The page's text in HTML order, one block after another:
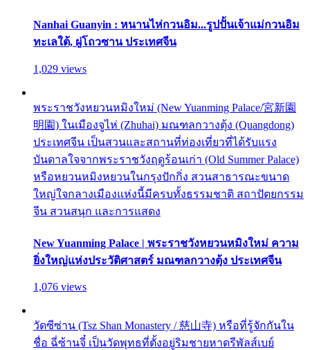
Nanhai Guanyin : หนานไห่กวนอิม...รูปปั้นเจ้าแม่กวนอิม
ทะเลใต้, ผู่โถวซาน ประเทศจีน
1,029 views
พระราชวังหยวนหมิงใหม่ (New Yuanming Palace/宮新園
明園) ในเมืองจูไห่ (Zhuhai) มณฑลกวางตุ้ง (Quangdong)
ประเทศจีน เป็นสวนและสถานที่ท่องเที่ยวที่ได้รับแรง
บันดาลใจจากพระราชวังฤดูร้อนเก่า (Old Summer Palace)
หรือหยวนหมิงหยวนในกรุงปักกิ่ง สวนสาธารณะขนาด
ใหญ่ใจกลางเมืองแห่งนี้มีครบทั้งธรรมชาติ สถาปัตยกรรม
จีน สวนสนุก และการแสดง
New Yuanming Palace | พระราชวังหยวนหมิงใหม่ ความ
ยิ่งใหญ่แห่งประวัติศาสตร์ มณฑลกวางตุ้ง ประเทศจีน
1,076 views
วัดซีซ่าน (Tsz Shan Monastery / 慈山寺) หรือที่รู้จักกันใน
ชื่อ ฉี่ซ้านจี๋ เป็นวัดพุทธที่ตั้งอยู่ริมชายหาดรีพัลส์เบย์